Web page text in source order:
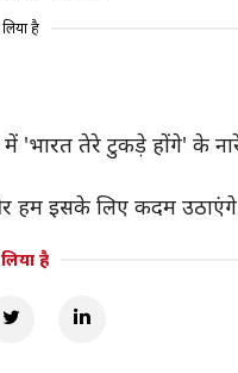
है
में 'भारत तेरे टुकड़े होंगे' के
हम इसके लिए कदम
है